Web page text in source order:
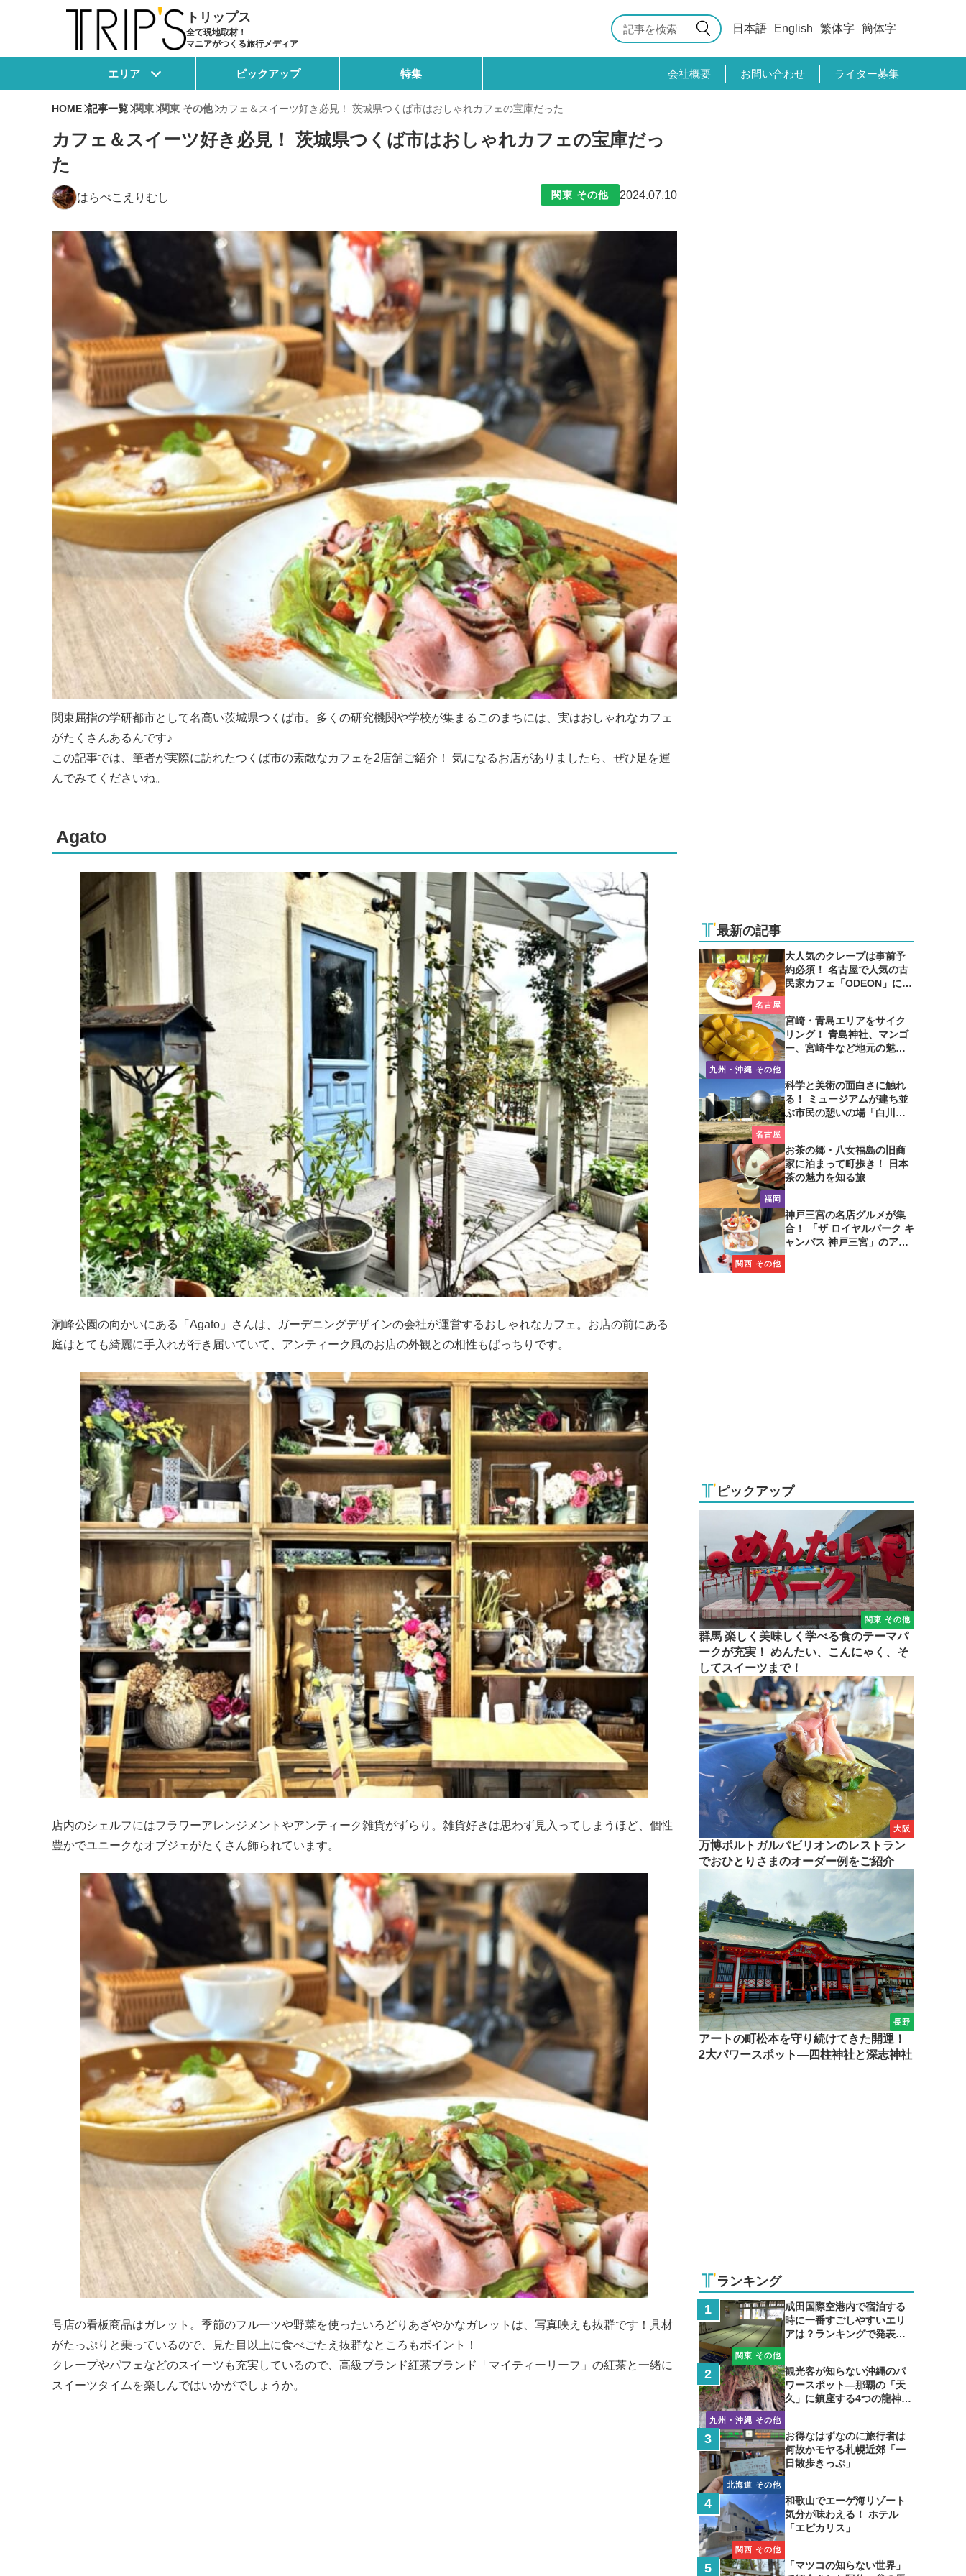
トリップス
全て現地取材！
マニアがつくる旅行メディア
日本語 English 繁体字 簡体字
エリア ピックアップ 特集 会社概要 お問い合わせ ライター募集
HOME 記事一覧 関東 関東 その他 カフェ＆スイーツ好き必見！ 茨城県つくば市はおしゃれカフェの宝庫だった
カフェ＆スイーツ好き必見！ 茨城県つくば市はおしゃれカフェの宝庫だっ
た
はらぺこえりむし 関東 その他 2024.07.10
関東屈指の学研都市として名高い茨城県つくば市。多くの研究機関や学校が集まるこのまちには、実はおしゃれなカフェ
がたくさんあるんです♪
この記事では、筆者が実際に訪れたつくば市の素敵なカフェを2店舗ご紹介！ 気になるお店がありましたら、ぜひ足を運
んでみてくださいね。
Agato
洞峰公園の向かいにある「Agato」さんは、ガーデニングデザインの会社が運営するおしゃれなカフェ。お店の前にある
庭はとても綺麗に手入れが行き届いていて、アンティーク風のお店の外観との相性もばっちりです。
店内のシェルフにはフラワーアレンジメントやアンティーク雑貨がずらり。雑貨好きは思わず見入ってしまうほど、個性
豊かでユニークなオブジェがたくさん飾られています。
号店の看板商品はガレット。季節のフルーツや野菜を使ったいろどりあざやかなガレットは、写真映えも抜群です！具材
がたっぷりと乗っているので、見た目以上に食べごたえ抜群なところもポイント！
クレープやパフェなどのスイーツも充実しているので、高級ブランド紅茶ブランド「マイティーリーフ」の紅茶と一緒に
スイーツタイムを楽しんではいかがでしょうか。
最新の記事
名古屋
大人気のクレープは事前予
約必須！ 名古屋で人気の古
民家カフェ「ODEON」に行
九州・沖縄 その他
宮崎・青島エリアをサイク
リング！ 青島神社、マンゴ
ー、宮崎牛など地元の魅力
名古屋
科学と美術の面白さに触れ
る！ ミュージアムが建ち並
ぶ市民の憩いの場「白川公
福岡
お茶の郷・八女福島の旧商
家に泊まって町歩き！ 日本
茶の魅力を知る旅
関西 その他
神戸三宮の名店グルメが集
合！ 「ザ ロイヤルパーク キ
ャンバス 神戸三宮」のアフ
ピックアップ
関東 その他
群馬 楽しく美味しく学べる食のテーマパ
ークが充実！ めんたい、こんにゃく、そ
してスイーツまで！
大阪
万博ポルトガルパビリオンのレストラン
でおひとりさまのオーダー例をご紹介
長野
アートの町松本を守り続けてきた開運！
2大パワースポット―四柱神社と深志神社
ランキング
関東 その他
成田国際空港内で宿泊する
時に一番すごしやすいエリ
アは？ランキングで発表し
九州・沖縄 その他
観光客が知らない沖縄のパ
ワースポット―那覇の「天
久」に鎮座する4つの龍神の
北海道 その他
お得なはずなのに旅行者は
何故かモヤる札幌近郊「一
日散歩きっぷ」
関西 その他
和歌山でエーゲ海リゾート
気分が味わえる！ ホテル
「エピカリス」
「マツコの知らない世界」